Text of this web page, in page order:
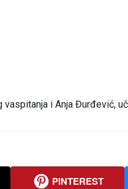
i Anja Đurđević,
PINTEREST